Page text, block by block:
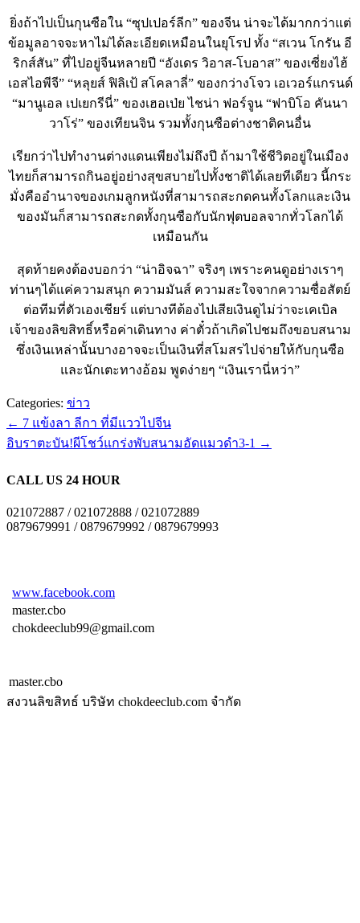
ยิ่งถ้าไปเป็นกุนซือใน “ซุปเปอร์ลีก” ของจีน น่าจะได้มากกว่าแต่
ข้อมูลอาจจะหาไม่ได้ละเอียดเหมือนในยุโรป ทั้ง “สเวน โกรัน อี
ริกส์สัน” ที่ไปอยู่จีนหลายปี “อังเดร วิอาส-โบอาส” ของเซี่ยงไฮ้
เอสไอพีจี” “หลุยส์ ฟิลิเป้ สโคลาลี่” ของกว่างโจว เอเวอร์แกรนด์
“มานูเอล เปเยกรีนี่” ของเฮอเป่ย ไชน่า ฟอร์จูน “ฟาบิโอ คันนา
วาโร่” ของเทียนจิน รวมทั้งกุนซือต่างชาติคนอื่น
เรียกว่าไปทำงานต่างแดนเพียงไม่ถึงปี ถ้ามาใช้ชีวิตอยู่ในเมือง
ไทยก็สามารถกินอยู่อย่างสุขสบายไปทั้งชาติได้เลยทีเดียว นี้กระ
มั่งคืออำนาจของเกมลูกหนังที่สามารถสะกดคนทั้งโลกและเงิน
ของมันก็สามารถสะกดทั้งกุนซือกับนักฟุตบอลจากทั่วโลกได้
เหมือนกัน
สุดท้ายคงต้องบอกว่า “น่าอิจฉา” จริงๆ เพราะคนดูอย่างเราๆ
ท่านๆได้แค่ความสนุก ความมันส์ ความสะใจจากความซื่อสัตย์
ต่อทีมที่ตัวเองเชียร์ แต่บางทีต้องไปเสียเงินดูไม่ว่าจะเคเบิล
เจ้าของลิขสิทธิ์หรือค่าเดินทาง ค่าตั๋วถ้าเกิดไปชมถึงขอบสนาม
ซึ่งเงินเหล่านั้นบางอาจจะเป็นเงินที่สโมสรไปจ่ายให้กับกุนซือ
และนักเตะทางอ้อม พูดง่ายๆ “เงินเรานี่หว่า”
Categories: ข่าว
← 7 แข้งลา ลีกา ที่มีแววไปจีน
อิบราตะบัน!ผีโชว์แกร่งพับสนามอัดแมวดำ3-1 →
CALL US 24 HOUR
021072887 / 021072888 / 021072889
0879679991 / 0879679992 / 0879679993
www.facebook.com
master.cbo
chokdeeclub99@gmail.com
master.cbo
สงวนลิขสิทธ์ บริษัท chokdeeclub.com จำกัด